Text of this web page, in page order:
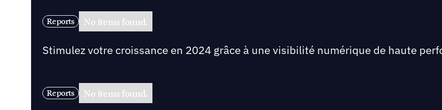
Reports No items found.
Stimulez votre croissance en 2024 grâce à une visibilité numérique de haute
Reports No items found.